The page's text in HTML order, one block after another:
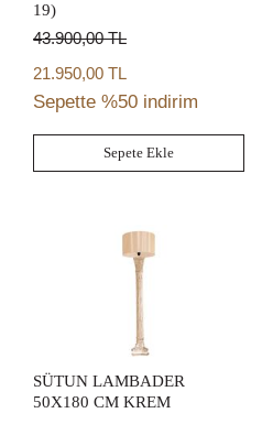
19)
43.900,00TL
21.950,00 TL
Sepette %50 indirim
Sepete Ekle
SÜTUN LAMBADER
50X180 CM KREM